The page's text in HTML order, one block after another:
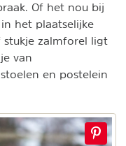
Of het nou bij
het plaatselijke
stukje zalmforel ligt
van
en postelein